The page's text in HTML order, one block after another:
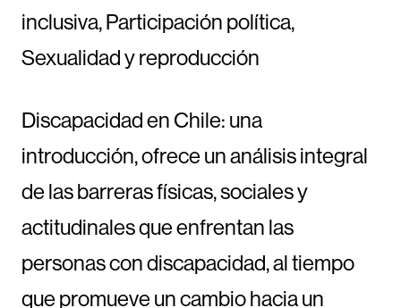
inclusiva, Participación política,
Sexualidad y reproducción
Discapacidad en Chile: una
introducción, ofrece un análisis integral
de las barreras físicas, sociales y
actitudinales que enfrentan las
personas con discapacidad, al tiempo
que promueve un cambio hacia un